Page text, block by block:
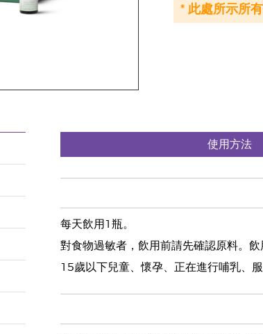
* 此處所示所
使用方法
每天飲用1瓶。
對食物過敏者，飲用前請先確認原料。飲
15歲以下兒童、懷孕、正在進行哺乳、